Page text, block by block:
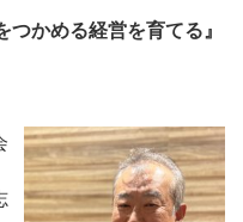
かめる経営を育てる』